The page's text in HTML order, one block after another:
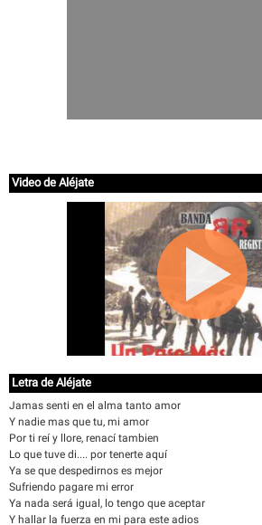
Video de Aléjate
Letra de Aléjate
Jamas senti en el alma tanto amor
Y nadie mas que tu, mi amor
Por ti reí y llore, renací tambien
Lo que tuve di.... por tenerte aquí
Ya se que despedirnos es mejor
Sufriendo pagare mi error
Ya nada será igual, lo tengo que aceptar
Y hallar la fuerza en mi para este adios